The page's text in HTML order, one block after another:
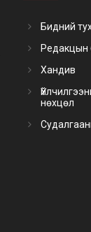
Бидний
Редакцын
Хандив
нөхцөл